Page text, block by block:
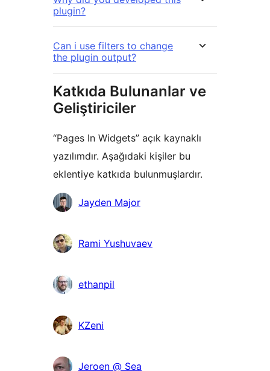
plugin?
Can i use filters to change
the plugin output?
Katkıda Bulunanlar ve
Geliştiriciler
“Pages In Widgets” açık kaynaklı
yazılımdır. Aşağıdaki kişiler bu
eklentiye katkıda bulunmuşlardır.
KatkıdaJayden Major
Rami Yushuvaev
ethanpil
KZeni
Jeroen @ Sea